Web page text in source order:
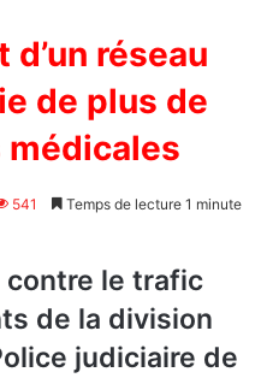
réseau
de plus de
541 Temps de lecture 1 minute
contre le trafic
de la division
judiciaire de